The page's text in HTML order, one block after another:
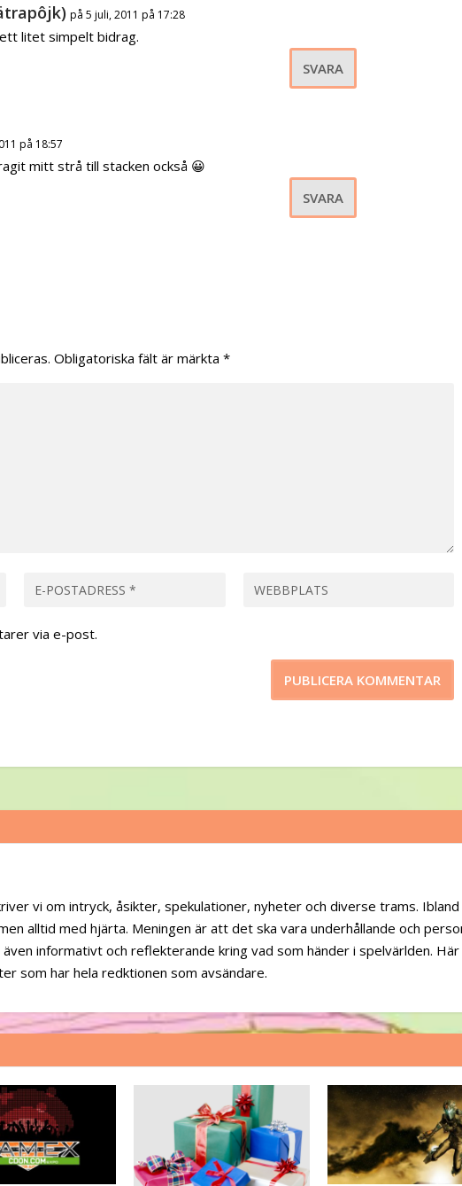
på 5 juli, 2011 på 17:28
litet simpelt bidrag.
SVARA
på 18:57
mitt strå till stacken också 😀
SVARA
Obligatoriska fält är märkta*
via e-post.
vi om intryck, åsikter, spekulationer, nyheter och diverse trams.
alltid med hjärta. Meningen är att det ska vara underhållande och
informativt och reflekterande kring vad som händer i spelvärlden. Här
som har hela redktionen som avsändare.